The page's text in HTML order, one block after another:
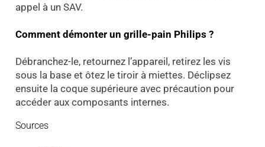
appel à un SAV.
Comment démonter un grille-pain Philips ?
Débranchez-le, retournez l’appareil, retirez les vis
sous la base et ôtez le tiroir à miettes. Déclipsez
ensuite la coque supérieure avec précaution pour
accéder aux composants internes.
Sources